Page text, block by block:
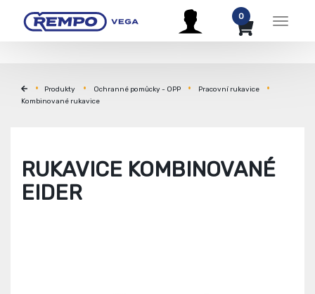
Menu
0
Produkty Ochranné pomůcky - OPP
Pracovní rukavice
Kombinované rukavice
RUKAVICE KOMBINOVANÉ
EIDER